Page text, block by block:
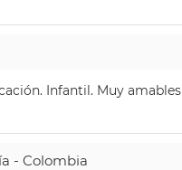
Infantil. Muy amables
- Colombia